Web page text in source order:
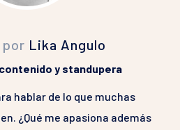
Lika Angulo
y standupera
hablar de lo que muchas
¿Qué me apasiona además